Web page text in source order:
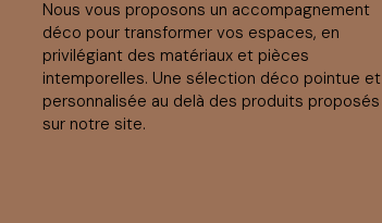
Nous vous proposons un accompagnement
déco pour transformer vos espaces, en
privilégiant des matériaux et pièces
intemporelles. Une sélection déco pointue et
personnalisée au delà des produits proposés
sur notre site.